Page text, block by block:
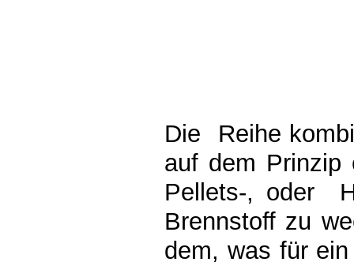
Die Reihe
auf dem Prinzip
Pellets-, oder
Brennstoff zu
dem, was für